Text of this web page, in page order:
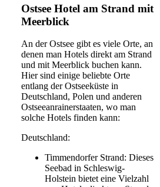
Ostsee Hotel am Strand mit
Meerblick
An der Ostsee gibt es viele Orte, an
denen man Hotels direkt am Strand
und mit Meerblick buchen kann.
Hier sind einige beliebte Orte
entlang der Ostseeküste in
Deutschland, Polen und anderen
Ostseeanrainerstaaten, wo man
solche Hotels finden kann:
Deutschland:
Timmendorfer Strand: Dieses
Seebad in Schleswig-
Holstein bietet eine Vielzahl